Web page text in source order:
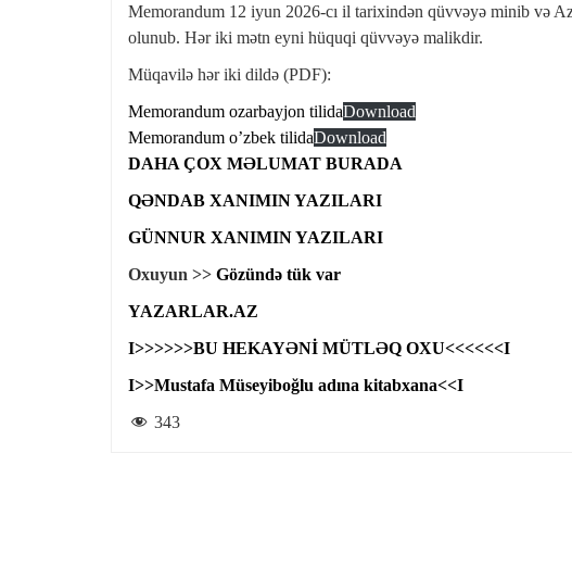
Memorandum 12 iyun 2026-cı il tarixindən qüvvəyə minib və
olunub. Hər iki mətn eyni hüquqi qüvvəyə malikdir.
Müqavilə hər iki dildə (PDF):
Memorandum ozarbayjon tilidaDownload
Memorandum o’zbek tilidaDownload
DAHA ÇOX MƏLUMAT BURADA
QƏNDAB XANIMIN YAZILARI
GÜNNUR XANIMIN YAZILARI
Oxuyun >> Gözündə tük var
YAZARLAR.AZ
I>>>>>>BU HEKAYƏNİ MÜTLƏQ OXU<<<<<<I
I>>Mustafa Müseyiboğlu adına kitabxana<<I
343